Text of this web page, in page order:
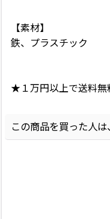
【素材】
鉄、プラスチック
★１万円以上で送料
この商品を買った人